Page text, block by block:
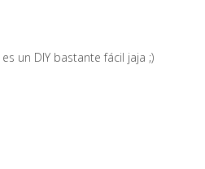
un DIY bastante fácil jaja ;)